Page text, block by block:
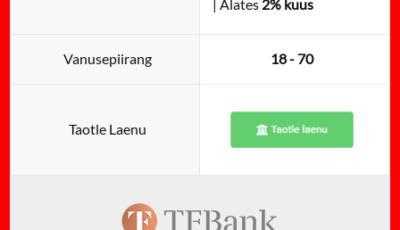
| Alates 2% kuus
Vanusepiirang 18 - 70
Taotle Laenu